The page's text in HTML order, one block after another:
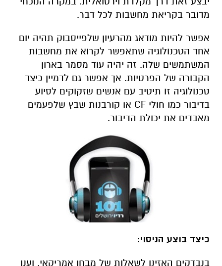
מדובר בקריאת מחשבות לכל דבר.
אפשר להיות מודאג מהרעיון שלפייסבוק תהיה יום
אחד הטכנולוגיה שתאפשר לקרוא את מחשבות
המשתמשים שלה. זה יהיה עוד מסמר בארון
הקבורה של הפרטיות. אך אפשר גם לדמיין כיצד
טכנולוגיה זו תיטיב עם אנשים שזקוקים לסיוע
בדיבור כמו חולי CF או קורבנות שבץ שלפעמים
מאבדים את יכולת הדיבור.
כיצד בוצע הניסוי:
בנבדקים האזינו לשאלות של מבחן אמריקאי, וענו